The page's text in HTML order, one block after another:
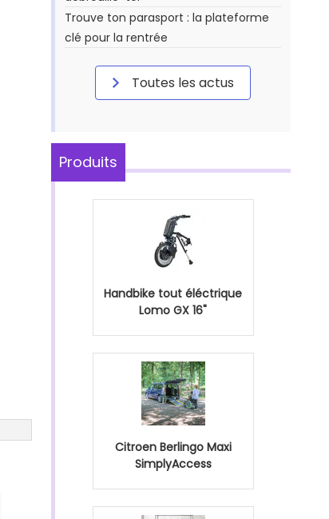
Trouve ton parasport : la plateforme
clé pour la rentrée
Toutes les actus
Produits
Handbike tout éléctrique
Lomo GX 16"
Citroen Berlingo Maxi
SimplyAccess